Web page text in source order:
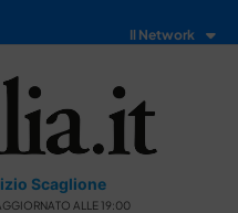
Il Network
Scaglione
ALLE 19:00